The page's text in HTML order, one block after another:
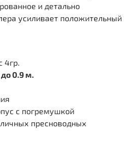
и детально
усиливает положительный
4гр.
0.9 м.
с погремушкой
пресноводных